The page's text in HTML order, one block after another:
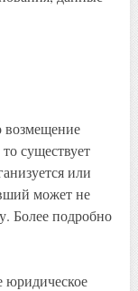
возмещение
существует
или
может не
Более подробно
юридическое